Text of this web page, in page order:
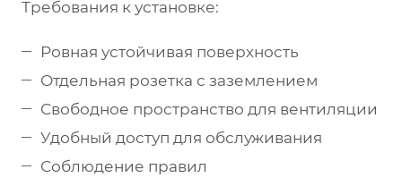
Требования к установке:
Ровная устойчивая поверхность
Отдельная розетка с заземлением
Свободное пространство для вентиляции
Удобный доступ для обслуживания
Соблюдение правил